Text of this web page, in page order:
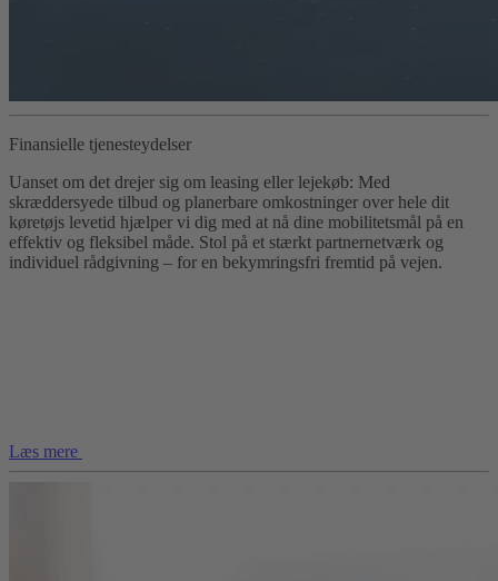
Finansielle tjenesteydelser
Uanset om det drejer sig om leasing eller lejekøb: Med
skræddersyede tilbud og planerbare omkostninger over hele dit
køretøjs levetid hjælper vi dig med at nå dine mobilitetsmål på en
effektiv og fleksibel måde. Stol på et stærkt partnernetværk og
individuel rådgivning – for en bekymringsfri fremtid på vejen.
Læs mere